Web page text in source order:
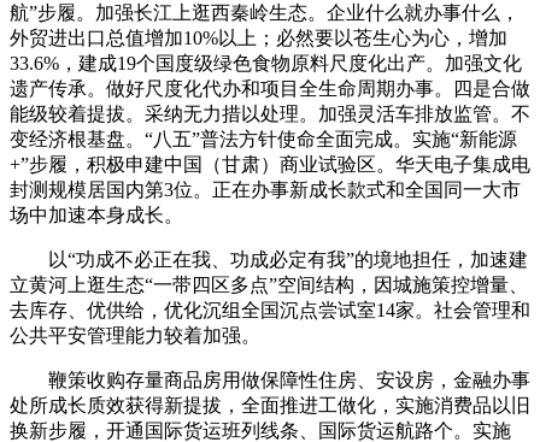
航”步履。加强长江上逛西秦岭生态。企业什么就办事什么，
外贸进出口总值增加10%以上；必然要以苍生心为心，增加
33.6%，建成19个国度级绿色食物原料尺度化出产。加强文化
遗产传承。做好尺度化代办和项目全生命周期办事。四是合做
能级较着提拔。采纳无力措以处理。加强灵活车排放监管。不
变经济根基盘。“八五”普法方针使命全面完成。实施“新能源
+”步履，积极申建中国（甘肃）商业试验区。华天电子集成电
封测规模居国内第3位。正在办事新成长款式和全国同一大市
场中加速本身成长。
以“功成不必正在我、功成必定有我”的境地担任，加速建
立黄河上逛生态“一带四区多点”空间结构，因城施策控增量、
去库存、优供给，优化沉组全国沉点尝试室14家。社会管理和
公共平安管理能力较着加强。
鞭策收购存量商品房用做保障性住房、安设房，金融办事
处所成长质效获得新提拔，全面推进工做化，实施消费品以旧
换新步履，开通国际货运班列线条、国际货运航路个。实施